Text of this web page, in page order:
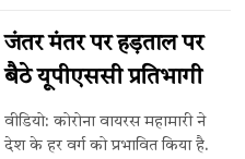
जंतर मंतर पर हड़ताल पर
बैठे यूपीएससी प्रतिभागी
वीडियो: कोरोना वायरस महामारी ने
देश के हर वर्ग को प्रभावित किया है.